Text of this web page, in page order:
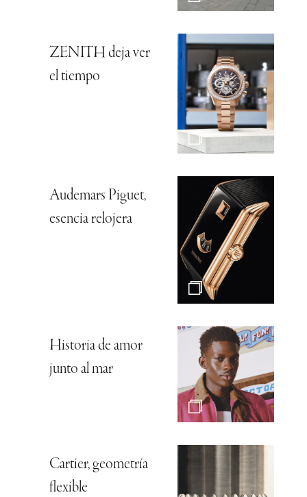
ZENITH deja ver
el tiempo
Audemars Piguet,
esencia relojera
Historia de amor
junto al mar
Cartier, geometría
flexible